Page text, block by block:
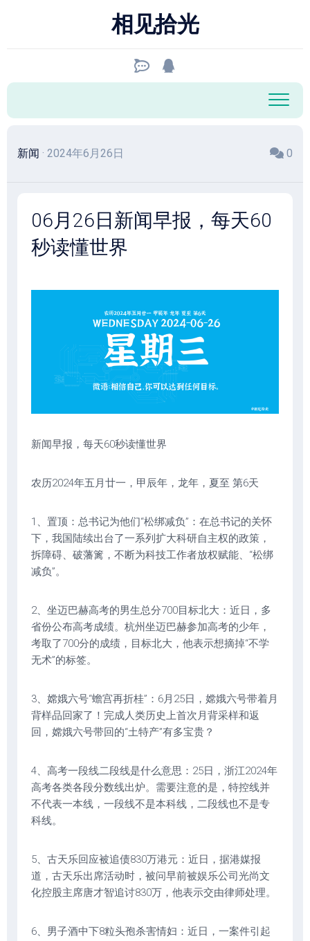
相见拾光
新闻 · 2024年6月26日 0
06月26日新闻早报，每天60
秒读懂世界
新闻早报，每天60秒读懂世界
农历2024年五月廿一，甲辰年，龙年，夏至 第6天
1、置顶：总书记为他们“松绑减负”：在总书记的关怀
下，我国陆续出台了一系列扩大科研自主权的政策，
拆障碍、破藩篱，不断为科技工作者放权赋能、“松绑
减负”。
2、坐迈巴赫高考的男生总分700目标北大：近日，多
省份公布高考成绩。杭州坐迈巴赫参加高考的少年，
考取了700分的成绩，目标北大，他表示想摘掉“不学
无术”的标签。
3、嫦娥六号“蟾宫再折桂”：6月25日，嫦娥六号带着月
背样品回家了！完成人类历史上首次月背采样和返
回，嫦娥六号带回的“土特产”有多宝贵？
4、高考一段线二段线是什么意思：25日，浙江2024年
高考各类各段分数线出炉。需要注意的是，特控线并
不代表一本线，一段线不是本科线，二段线也不是专
科线。
5、古天乐回应被追债830万港元：近日，据港媒报
道，古天乐出席活动时，被问早前被娱乐公司光尚文
化控股主席唐才智追讨830万，他表示交由律师处理。
6、男子酒中下8粒头孢杀害情妇：近日，一案件引起